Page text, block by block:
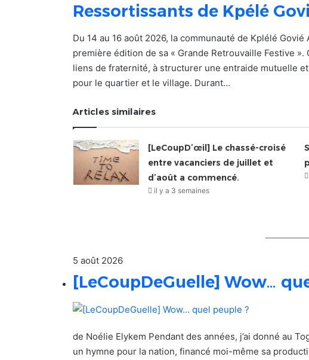
Ressortissants de Kpélé
Du 14 au 16 août 2026, la communauté de Kplélé
première édition de sa « Grande Retrouvaille Festive
liens de fraternité, à structurer une entraide mutuelle
pour le quartier et le village. Durant…
Articles similaires
[LeCoupD’œil] Le chassé-croisé
entre vacanciers de juillet et
d’août a commencé.
il y a 3 semaines
5 août 2026
[LeCoupDeGuelle] Wow…
de Noélie Elykem Pendant des années, j’ai donné au
un hymne pour la nation, financé moi-même sa